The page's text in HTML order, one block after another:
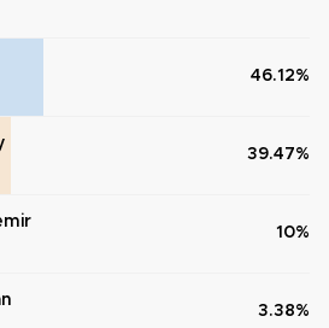
46.12%
39.47%
10%
3.38%